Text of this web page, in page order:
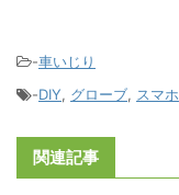
-車いじり
-DIY, グローブ, スマホ
関連記事